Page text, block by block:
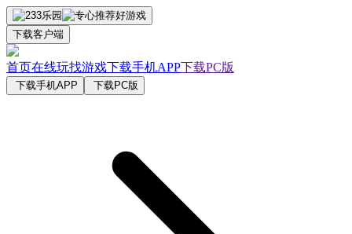
下载客户端
首页在线玩找游戏下载手机APP下载PC版
下载手机APP 下载PC版